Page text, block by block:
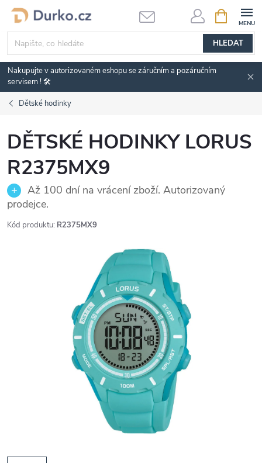
Přejít
obsah
HLEDAT
NÁKUPNÍ
KOŠÍK
Nakupujte v autorizovaném eshopu se záručním a pozáručním
servisem ! 🛠️
Dětské hodinky
DĚTSKÉ HODINKY LORUS
R2375MX9
Až 100 dní na vrácení zboží. Autorizovaný
prodejce.
Kód produktu: R2375MX9